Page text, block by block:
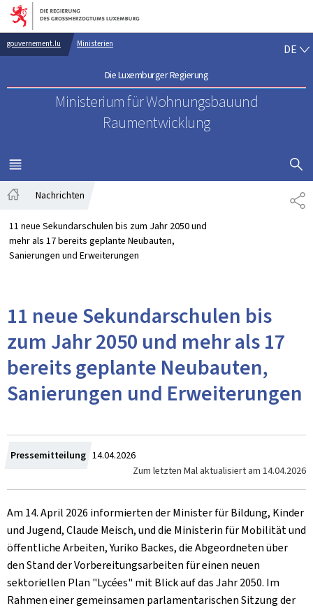
Zur Hauptnavigation
Zum Inhalt
gouvernement.lu Ministerien
Die Luxemburger Regierung
Ministerium für Wohnungsbauund
Raumentwicklung
DE
MENÜ
HAUPT-
Nachrichten
11 neue Sekundarschulen bis zum Jahr 2050 und
mehr als 17 bereits geplante Neubauten,
Sanierungen und Erweiterungen
11 neue Sekundarschulen bis
zum Jahr 2050 und mehr als 17
bereits geplante Neubauten,
Sanierungen und Erweiterungen
Pressemitteilung Zum
14.04.2026
Zum letzten Mal aktualisiert am 14.04.2026
Am 14. April 2026 informierten der Minister für Bildung, Kinder
und Jugend, Claude Meisch, und die Ministerin für Mobilität und
öffentliche Arbeiten, Yuriko Backes, die Abgeordneten über
den Stand der Vorbereitungsarbeiten für einen neuen
sektoriellen Plan "Lycées" mit Blick auf das Jahr 2050. Im
Rahmen einer gemeinsamen parlamentarischen Sitzung der